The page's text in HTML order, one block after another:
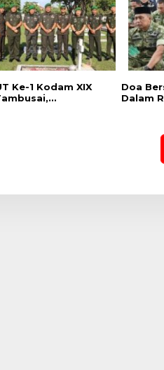
Ke-1 Kodam XIX
Doa
Dalam